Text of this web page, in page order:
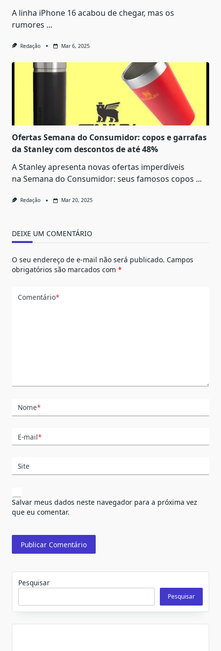
A linha iPhone 16 acabou de chegar, mas os
rumores ...
Redação Mar 6, 2025
Ofertas Semana do Consumidor: copos e garrafas
da Stanley com descontos de até 48%
A Stanley apresenta novas ofertas imperdíveis
na Semana do Consumidor: seus famosos copos ...
Redação Mar 20, 2025
DEIXE UM COMENTÁRIO
O seu endereço de e-mail não será publicado. Campos
obrigatórios são marcados com *
Comentário*
Nome*
E-mail*
Site
Salvar meus dados neste navegador para a próxima vez
que eu comentar.
Pesquisar
Pesquisar